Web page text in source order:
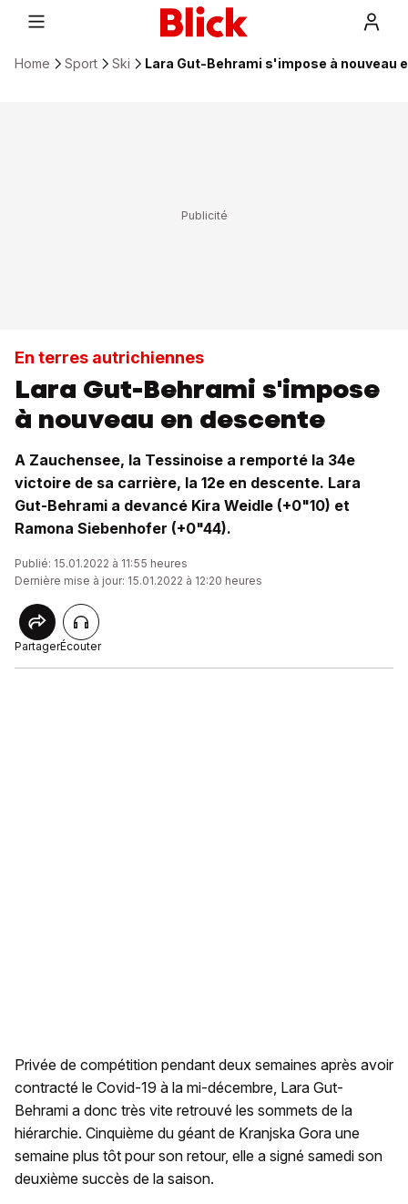
Home Sport Ski Lara Gut-Behrami s'impose à nouveau
En terres autrichiennes
Lara Gut-Behrami s'impose
à nouveau en descente
A Zauchensee, la Tessinoise a remporté la 34e
victoire de sa carrière, la 12e en descente. Lara
Gut-Behrami a devancé Kira Weidle (+0"10) et
Ramona Siebenhofer (+0"44).
Publié: 15.01.2022 à 11:55 heures
Dernière mise à jour: 15.01.2022 à 12:20 heures
PartagerÉcouter
Privée de compétition pendant deux semaines après avoir
contracté le Covid-19 à la mi-décembre, Lara Gut-
Behrami a donc très vite retrouvé les sommets de la
hiérarchie. Cinquième du géant de Kranjska Gora une
semaine plus tôt pour son retour, elle a signé samedi son
deuxième succès de la saison.